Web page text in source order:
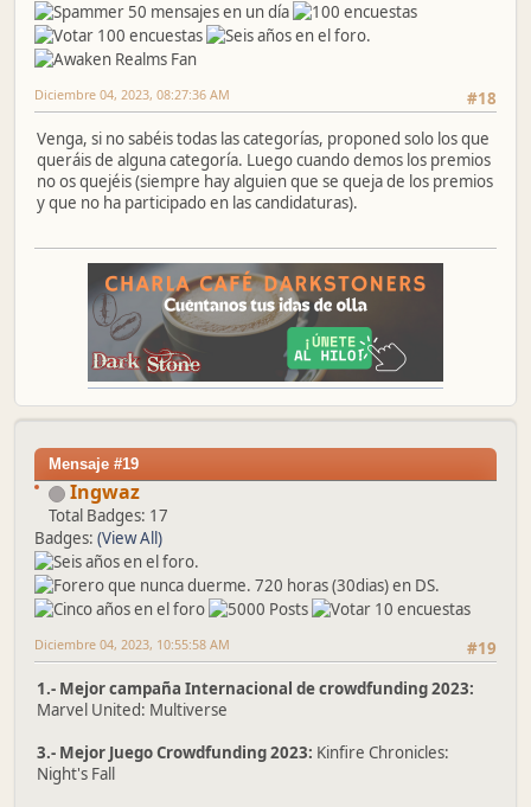
#18
Diciembre 04, 2023, 08:27:36 AM
Venga, si no sabéis todas las categorías, proponed solo los que
queráis de alguna categoría. Luego cuando demos los premios
no os quejéis (siempre hay alguien que se queja de los premios
y que no ha participado en las candidaturas).
Mensaje #19
Ingwaz
Total Badges: 17
Badges: (View All)
#19
Diciembre 04, 2023, 10:55:58 AM
1.- Mejor campaña Internacional de crowdfunding 2023:
Marvel United: Multiverse
3.- Mejor Juego Crowdfunding 2023: Kinfire Chronicles:
Night's Fall